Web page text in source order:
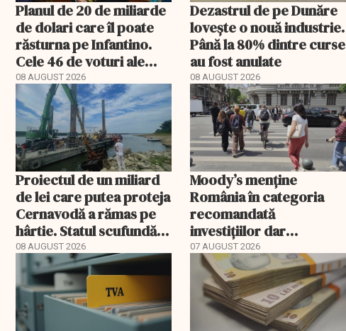
Planul de 20 de miliarde
de dolari care îl poate
răsturna pe Infantino.
Cele 46 de voturi ale
Asiei decid viitorul FIFA
08 AUGUST 2026
Dezastrul de pe Dunăre
lovește o nouă industrie.
Până la 80% dintre curse
au fost anulate
08 AUGUST 2026
Proiectul de un miliard
de lei care putea proteja
Cernavodă a rămas pe
hârtie. Statul scufundă
acum barje în Dunăre
08 AUGUST 2026
Moody’s menține
România în categoria
recomandată
investițiilor dar
transmite un
avertisment
07 AUGUST 2026